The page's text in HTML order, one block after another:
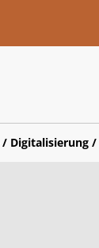
/ Digitalisierung /